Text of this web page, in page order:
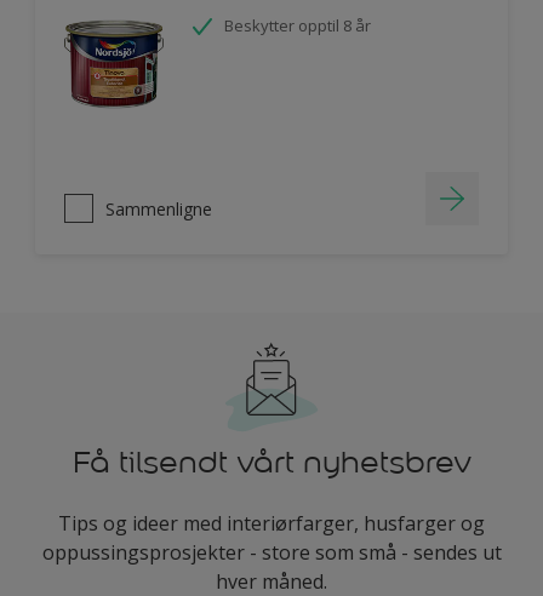
Beskytter opptil 8 år
Sammenligne
Få tilsendt vårt nyhetsbrev
Tips og ideer med interiørfarger, husfarger og
oppussingsprosjekter - store som små - sendes ut
hver måned.